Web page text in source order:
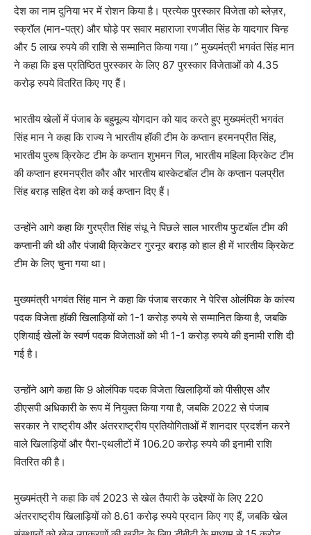
देश का नाम दुनिया भर में रोशन किया है। प्रत्येक पुरस्कार विजेता को ब्लेज़र,
स्क्रॉल (मान-पत्र) और घोड़े पर सवार महाराजा रणजीत सिंह के यादगार चिन्ह
और 5 लाख रुपये की राशि से सम्मानित किया गया।” मुख्यमंत्री भगवंत सिंह मान
ने कहा कि इस प्रतिष्ठित पुरस्कार के लिए 87 पुरस्कार विजेताओं को 4.35
करोड़ रुपये वितरित किए गए हैं।
भारतीय खेलों में पंजाब के बहुमूल्य योगदान को याद करते हुए मुख्यमंत्री भगवंत
सिंह मान ने कहा कि राज्य ने भारतीय हॉकी टीम के कप्तान हरमनप्रीत सिंह,
भारतीय पुरुष क्रिकेट टीम के कप्तान शुभमन गिल, भारतीय महिला क्रिकेट टीम
की कप्तान हरमनप्रीत कौर और भारतीय बास्केटबॉल टीम के कप्तान पलप्रीत
सिंह बराड़ सहित देश को कई कप्तान दिए हैं।
उन्होंने आगे कहा कि गुरप्रीत सिंह संधू ने पिछले साल भारतीय फुटबॉल टीम की
कप्तानी की थी और पंजाबी क्रिकेटर गुरनूर बराड़ को हाल ही में भारतीय क्रिकेट
टीम के लिए चुना गया था।
मुख्यमंत्री भगवंत सिंह मान ने कहा कि पंजाब सरकार ने पेरिस ओलंपिक के कांस्य
पदक विजेता हॉकी खिलाड़ियों को 1-1 करोड़ रुपये से सम्मानित किया है, जबकि
एशियाई खेलों के स्वर्ण पदक विजेताओं को भी 1-1 करोड़ रुपये की इनामी राशि दी
गई है।
उन्होंने आगे कहा कि 9 ओलंपिक पदक विजेता खिलाड़ियों को पीसीएस और
डीएसपी अधिकारी के रूप में नियुक्त किया गया है, जबकि 2022 से पंजाब
सरकार ने राष्ट्रीय और अंतरराष्ट्रीय प्रतियोगिताओं में शानदार प्रदर्शन करने
वाले खिलाड़ियों और पैरा-एथलीटों में 106.20 करोड़ रुपये की इनामी राशि
वितरित की है।
मुख्यमंत्री ने कहा कि वर्ष 2023 से खेल तैयारी के उद्देश्यों के लिए 220
अंतरराष्ट्रीय खिलाड़ियों को 8.61 करोड़ रुपये प्रदान किए गए हैं, जबकि खेल